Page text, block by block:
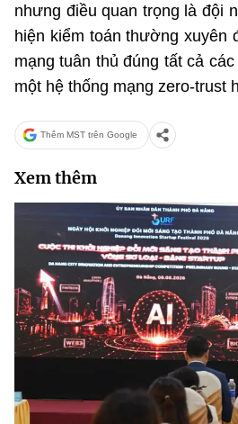
nhưng điều quan trọng là đội
hiện kiểm toán thường xuyên
mạng tuân thủ đúng tất cả
một hệ thống mạng zero-trust
Thêm MST trên Google
Xem thêm